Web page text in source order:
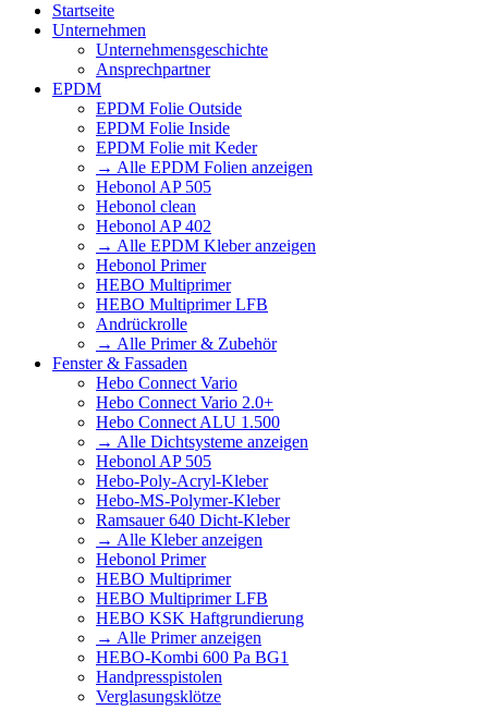
Startseite
Unternehmen
Unternehmensgeschichte
Ansprechpartner
EPDM
EPDM Folie Outside
EPDM Folie Inside
EPDM Folie mit Keder
→ Alle EPDM Folien anzeigen
Hebonol AP 505
Hebonol clean
Hebonol AP 402
→ Alle EPDM Kleber anzeigen
Hebonol Primer
HEBO Multiprimer
HEBO Multiprimer LFB
Andrückrolle
→ Alle Primer & Zubehör
Fenster & Fassaden
Hebo Connect Vario
Hebo Connect Vario 2.0+
Hebo Connect ALU 1.500
→ Alle Dichtsysteme anzeigen
Hebonol AP 505
Hebo-Poly-Acryl-Kleber
Hebo-MS-Polymer-Kleber
Ramsauer 640 Dicht-Kleber
→ Alle Kleber anzeigen
Hebonol Primer
HEBO Multiprimer
HEBO Multiprimer LFB
HEBO KSK Haftgrundierung
→ Alle Primer anzeigen
HEBO-Kombi 600 Pa BG1
Handpresspistolen
Verglasungsklötze